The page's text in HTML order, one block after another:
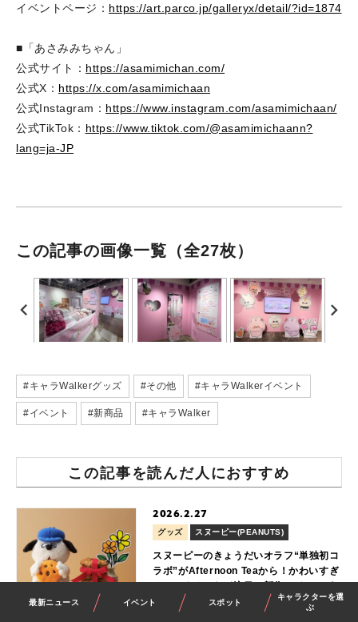
最新ニュース イベント スポット
キャラクターを選
ぶ
イベントページ： https://art.parco.jp/galleryx/detail/?id=1874
■「あさみみちゃん」
公式サイト： https://asamimichan.com/
公式X： https://x.com/asamimichaan
公式Instagram： https://www.instagram.com/asamimichaan/
公式TikTok： https://www.tiktok.com/@asamimichaann?
lang=ja-JP
この記事の画像一覧 （全27枚）
#キャラWalkerグッズ #その他 #キャラWalkerイベント
#イベント #新商品 #キャラWalker
この記事を読んだ人におすすめ
2026.2.27
グッズ スヌーピー(PEANUTS)
スヌーピーのきょうだいオラフ“単独初コ
ラボ”がAfternoon Teaから！かわいすぎ
登場